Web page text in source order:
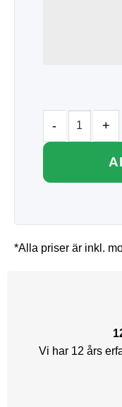
*Alla priser är inkl.
Vi har 12 års